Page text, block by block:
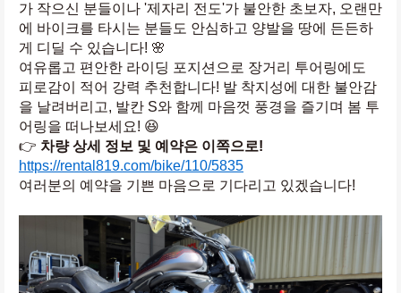
가 작으신 분들이나 '제자리 전도'가 불안한 초보자, 오랜만
에 바이크를 타시는 분들도 안심하고 양발을 땅에 든든하
게 디딜 수 있습니다! 🌸
여유롭고 편안한 라이딩 포지션으로 장거리 투어링에도
피로감이 적어 강력 추천합니다! 발 착지성에 대한 불안감
을 날려버리고, 발칸 S와 함께 마음껏 풍경을 즐기며 봄 투
어링을 떠나보세요! 😆
👉 차량 상세 정보 및 예약은 이쪽으로!
https://rental819.com/bike/110/5835
여러분의 예약을 기쁜 마음으로 기다리고 있겠습니다!